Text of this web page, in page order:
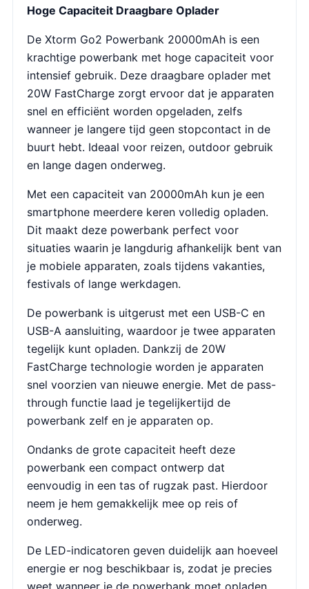
Hoge Capaciteit Draagbare Oplader
De Xtorm Go2 Powerbank 20000mAh is een
krachtige powerbank met hoge capaciteit voor
intensief gebruik. Deze draagbare oplader met
20W FastCharge zorgt ervoor dat je apparaten
snel en efficiënt worden opgeladen, zelfs
wanneer je langere tijd geen stopcontact in de
buurt hebt. Ideaal voor reizen, outdoor gebruik
en lange dagen onderweg.
Met een capaciteit van 20000mAh kun je een
smartphone meerdere keren volledig opladen.
Dit maakt deze powerbank perfect voor
situaties waarin je langdurig afhankelijk bent van
je mobiele apparaten, zoals tijdens vakanties,
festivals of lange werkdagen.
De powerbank is uitgerust met een USB-C en
USB-A aansluiting, waardoor je twee apparaten
tegelijk kunt opladen. Dankzij de 20W
FastCharge technologie worden je apparaten
snel voorzien van nieuwe energie. Met de pass-
through functie laad je tegelijkertijd de
powerbank zelf en je apparaten op.
Ondanks de grote capaciteit heeft deze
powerbank een compact ontwerp dat
eenvoudig in een tas of rugzak past. Hierdoor
neem je hem gemakkelijk mee op reis of
onderweg.
De LED-indicatoren geven duidelijk aan hoeveel
energie er nog beschikbaar is, zodat je precies
weet wanneer je de powerbank moet opladen.